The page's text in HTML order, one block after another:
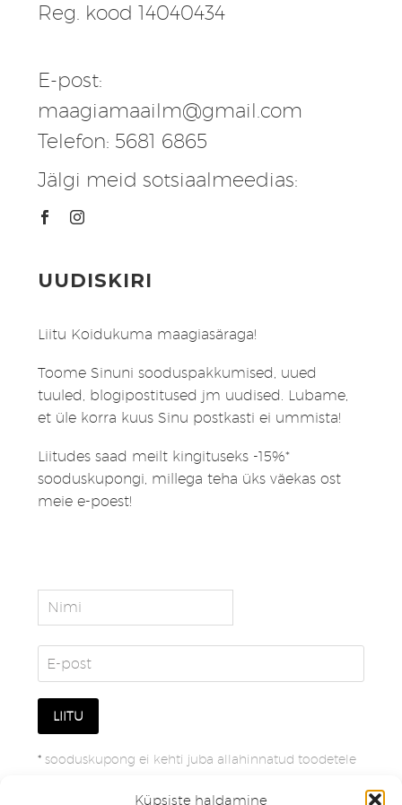
Küpsiste haldamine
Reg. kood 14040434
E-post:
maagiamaailm@gmail.com
Telefon: 5681 6865
Jälgi meid sotsiaalmeedias:
UUDISKIRI
Liitu Koidukuma maagiasäraga!
Toome Sinuni sooduspakkumised, uued
tuuled, blogipostitused jm uudised. Lubame,
et üle korra kuus Sinu postkasti ei ummista!
Liitudes saad meilt kingituseks -15%*
sooduskupongi, millega teha üks väekas ost
meie e-poest!
* sooduskupong ei kehti juba allahinnatud toodetele